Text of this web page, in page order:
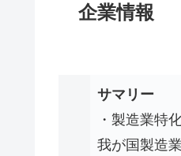
企業情報
サマリー
・製造業特
我が国製造